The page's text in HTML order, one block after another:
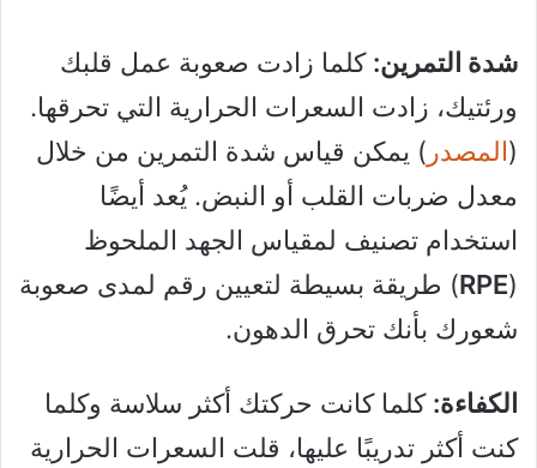
شدة التمرين: كلما زادت صعوبة عمل قلبك
ورئتيك، زادت السعرات الحرارية التي تحرقها.
(المصدر ) يمكن قياس شدة التمرين من خلال
معدل ضربات القلب أو النبض. يُعد أيضًا
استخدام تصنيف لمقياس الجهد الملحوظ
(
RPE) طريقة بسيطة لتعيين رقم لمدى صعوبة
شعورك بأنك تحرق الدهون.
الكفاءة: كلما كانت حركتك أكثر سلاسة وكلما
كنت أكثر تدريبًا عليها، قلت السعرات الحرارية